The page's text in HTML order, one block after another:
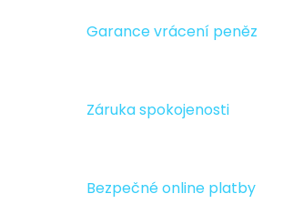
Garance vrácení peněz
Záruka spokojenosti
Bezpečné online platby